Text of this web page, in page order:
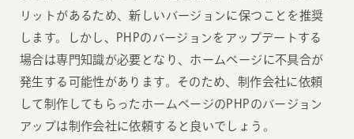
リットがあるため、新しいバージョンに保つことを推奨
します。しかし、PHPのバージョンをアップデートする
場合は専門知識が必要となり、ホームページに不具合が
発生する可能性があります。そのため、制作会社に依頼
して制作してもらったホームページのPHPのバージョン
アップは制作会社に依頼すると良いでしょう。